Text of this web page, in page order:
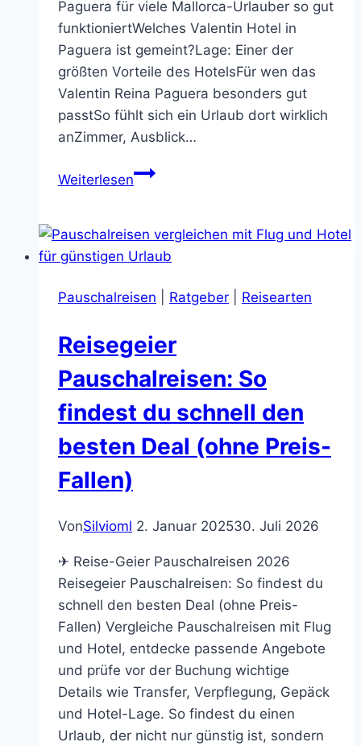
Paguera für viele Mallorca-Urlauber so gut
funktioniertWelches Valentin Hotel in
Paguera ist gemeint?Lage: Einer der
größten Vorteile des HotelsFür wen das
Valentin Reina Paguera besonders gut
passtSo fühlt sich ein Urlaub dort wirklich
anZimmer, Ausblick…
WeiterlesenPaguera
Hotel:
Sonne,
und
Erholung
Pauschalreisen Ratgeber Reisearten
Reisegeier
Pauschalreisen: So
findest du schnell den
besten Deal (ohne Preis-
Fallen)
VonSilvioml 2. Januar 202530. Juli 2026
✈ Reise-Geier Pauschalreisen 2026
Reisegeier Pauschalreisen: So findest du
schnell den besten Deal (ohne Preis-
Fallen) Vergleiche Pauschalreisen mit Flug
und Hotel, entdecke passende Angebote
und prüfe vor der Buchung wichtige
Details wie Transfer, Verpflegung, Gepäck
und Hotel-Lage. So findest du einen
Urlaub, der nicht nur günstig ist, sondern